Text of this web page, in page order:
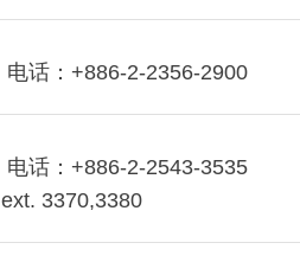
电话：+886-2-2356-2900
电话：+886-2-2543-3535
ext. 3370,3380